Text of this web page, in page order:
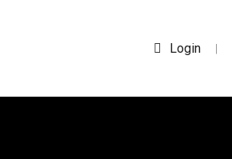
Login |